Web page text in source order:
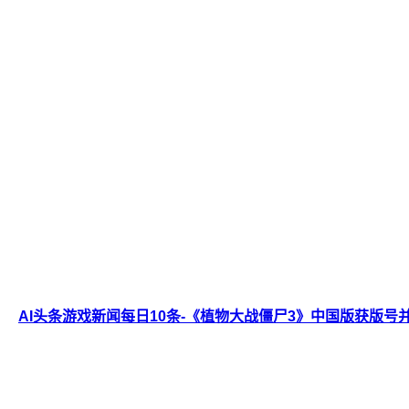
AI头条游戏新闻每日10条-《植物大战僵尸3》中国版获版号